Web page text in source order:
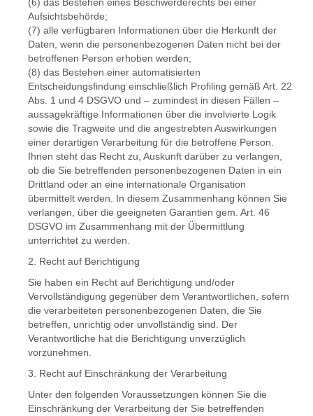
Aufsichtsbehörde;
(7) alle verfügbaren Informationen über die Herkunft der
Daten, wenn die personenbezogenen Daten nicht bei der
betroffenen Person erhoben werden;
(8) das Bestehen einer automatisierten
Entscheidungsfindung einschließlich Profiling gemäß Art. 22
Abs. 1 und 4 DSGVO und – zumindest in diesen Fällen –
aussagekräftige Informationen über die involvierte Logik
sowie die Tragweite und die angestrebten Auswirkungen
einer derartigen Verarbeitung für die betroffene Person.
Ihnen steht das Recht zu, Auskunft darüber zu verlangen,
ob die Sie betreffenden personenbezogenen Daten in ein
Drittland oder an eine internationale Organisation
übermittelt werden. In diesem Zusammenhang können Sie
verlangen, über die geeigneten Garantien gem. Art. 46
DSGVO im Zusammenhang mit der Übermittlung
unterrichtet zu werden.
2. Recht auf Berichtigung
Sie haben ein Recht auf Berichtigung und/oder
Vervollständigung gegenüber dem Verantwortlichen, sofern
die verarbeiteten personenbezogenen Daten, die Sie
betreffen, unrichtig oder unvollständig sind. Der
Verantwortliche hat die Berichtigung unverzüglich
vorzunehmen.
3. Recht auf Einschränkung der Verarbeitung
Unter den folgenden Voraussetzungen können Sie die
Einschränkung der Verarbeitung der Sie betreffenden